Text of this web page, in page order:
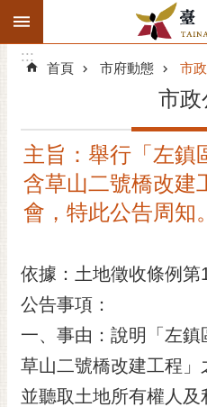
跳到主要內容區塊
搜
階
精彩府城
市府動態
市政資訊
市民互動
:::
:::
首頁 市府動態 市
市政
主旨：舉行「左鎮
含草山二號橋改建
會，特此公告周知。
依據：土地徵收條例第
公告事項：
一、事由：說明「左
草山二號橋改建工程」
並聽取土地所有權人及